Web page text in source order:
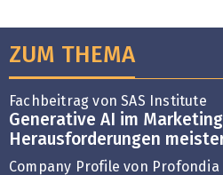
ZUM THEMA
Fachbeitrag von SAS Institute
Generative AI im
Herausforderungen
Company Profile von Profondia